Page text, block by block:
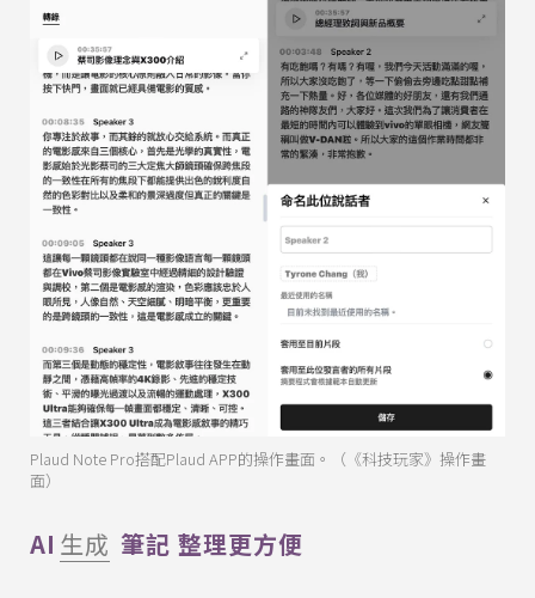
Plaud Note Pro搭配Plaud APP的操作畫面。（《科技玩家》操作畫
面）
AI 生成 筆記 整理更方便